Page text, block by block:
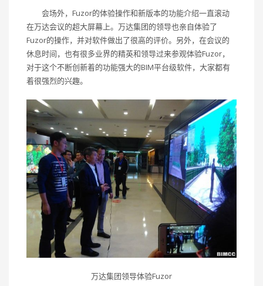
会场外，Fuzor的体验操作和新版本的功能介绍一直滚动
在万达会议的超大屏幕上。万达集团的领导也亲自体验了
Fuzor的操作，并对软件做出了很高的评价。另外，在会议的
休息时间，也有很多业界的精英和领导过来参观体验Fuzor，
对于这个不断创新着的功能强大的BIM平台级软件，大家都有
着很强烈的兴趣。
万达集团领导体验Fuzor